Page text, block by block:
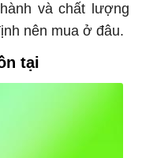
và chất lượng
nên mua ở đâu.
tại